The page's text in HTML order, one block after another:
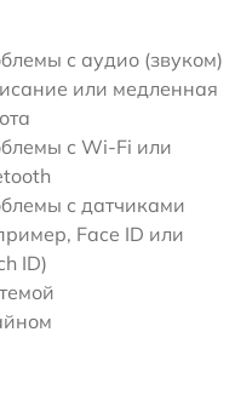
с аудио (звуком)
или медленная
с Wi-Fi или
с датчиками
Face ID или
ID)